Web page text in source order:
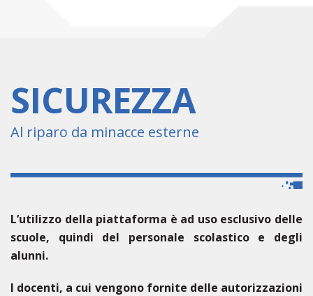
SICUREZZA
Al riparo da minacce esterne
L’utilizzo della piattaforma è ad uso esclusivo delle
scuole, quindi del personale scolastico e degli
alunni.
I docenti, a cui vengono fornite delle autorizzazioni